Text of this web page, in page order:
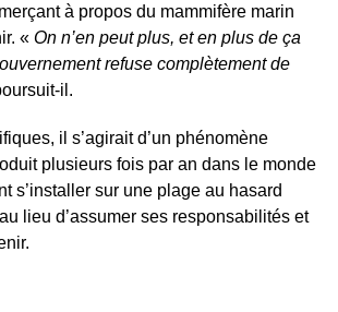
à propos du mammifère marin
«On n’en peut plus, et en plus de ça
refuse complètement de
il.
il s’agirait d’un phénomène
plusieurs fois par an dans le monde
s’installer sur une plage au hasard
lieu d’assumer ses responsabilités et